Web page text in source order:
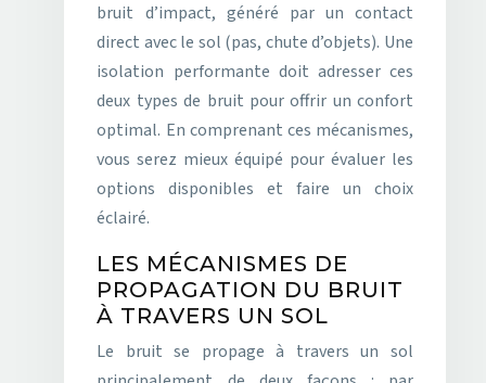
bruit d’impact, généré par un contact
direct avec le sol (pas, chute d’objets). Une
isolation performante doit adresser ces
deux types de bruit pour offrir un confort
optimal. En comprenant ces mécanismes,
vous serez mieux équipé pour évaluer les
options disponibles et faire un choix
éclairé.
LES MÉCANISMES DE
PROPAGATION DU BRUIT
À TRAVERS UN SOL
Le bruit se propage à travers un sol